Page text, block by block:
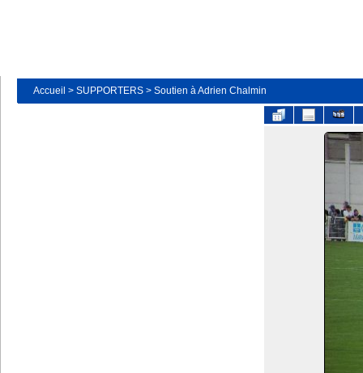
Accueil > SUPPORTERS > Soutien à Adrien Chalmin